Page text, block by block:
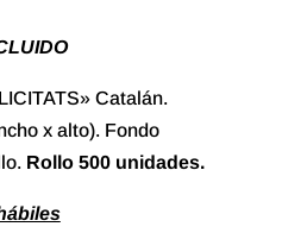
Catalán.
x alto). Fondo
Rollo 500 unidades.